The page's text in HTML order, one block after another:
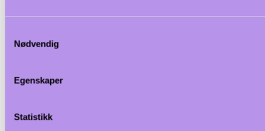
Nødvendig
Egenskaper
Statistikk